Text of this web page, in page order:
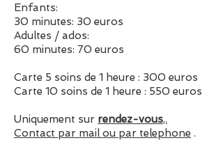
Enfants:
30 minutes: 30 euros
Adultes / ados:
60 minutes: 70 euros
Carte 5 soins de 1 heure : 300 euros
Carte 10 soins de 1 heure : 550 euros
Uniquement sur rendez-vous,.
Contact par mail ou par telephone .